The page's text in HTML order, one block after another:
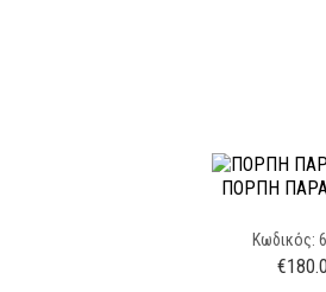
ΠΌΡΠΗ
Κωδικός:
€